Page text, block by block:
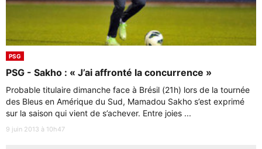
PSG
PSG - Sakho : « J’ai affronté la concurrence »
Probable titulaire dimanche face à Brésil (21h) lors de la tournée
des Bleus en Amérique du Sud, Mamadou Sakho s’est exprimé
sur la saison qui vient de s’achever. Entre joies ...
9 juin 2013 à 10h47